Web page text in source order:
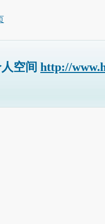
空间 http://